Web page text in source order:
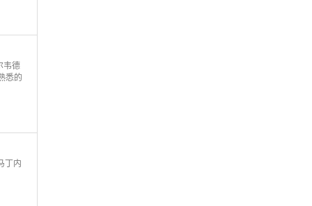
韦德
悉的
丁内